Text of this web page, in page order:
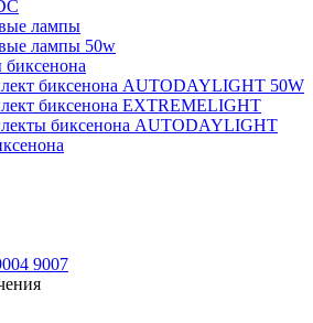
лампы
лампы 50w
биксенона AUTODAYLIGHT 50W
биксенона EXTREMELIGHT
биксенона AUTODAYLIGHT
9007